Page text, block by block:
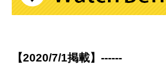
【2020/7/1掲載】------